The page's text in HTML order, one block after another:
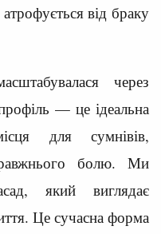
від браку
через
— це ідеальна
для сумнівів,
болю. Ми
який виглядає
Це сучасна форма